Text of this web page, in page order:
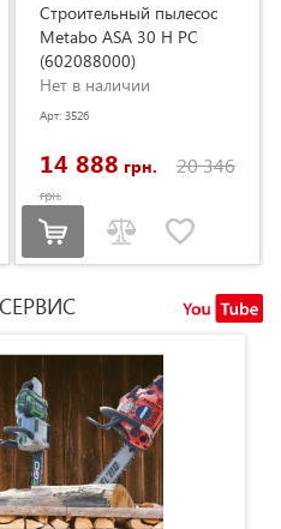
Строительный пылесос
Metabo ASA 30 H PC
(602088000)
Нет в наличии
Арт: 3526
14 888 грн. 20 346
грн.